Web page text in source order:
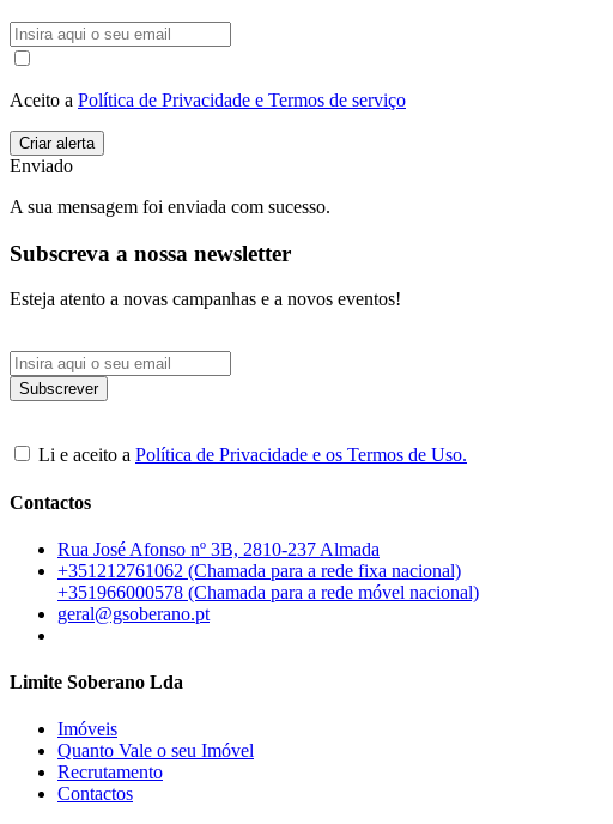
Aceito a Política de Privacidade e Termos de serviço
Enviado
A sua mensagem foi enviada com sucesso.
Subscreva a nossa newsletter
Esteja atento a novas campanhas e a novos eventos!
Li e aceito a Política de Privacidade e os Termos de Uso.
Contactos
Rua José Afonso nº 3B, 2810-237 Almada
+351212761062 (Chamada para a rede fixa nacional)
+351966000578 (Chamada para a rede móvel nacional)
geral@gsoberano.pt
Limite Soberano Lda
Imóveis
Quanto Vale o seu Imóvel
Recrutamento
Contactos